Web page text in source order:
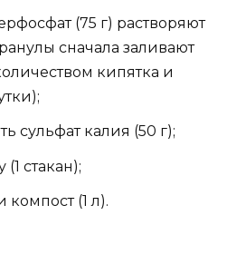
(75 г) растворяют
сначала заливают
кипятка и
сульфат калия (50 г);
(1 стакан);
(1 л).